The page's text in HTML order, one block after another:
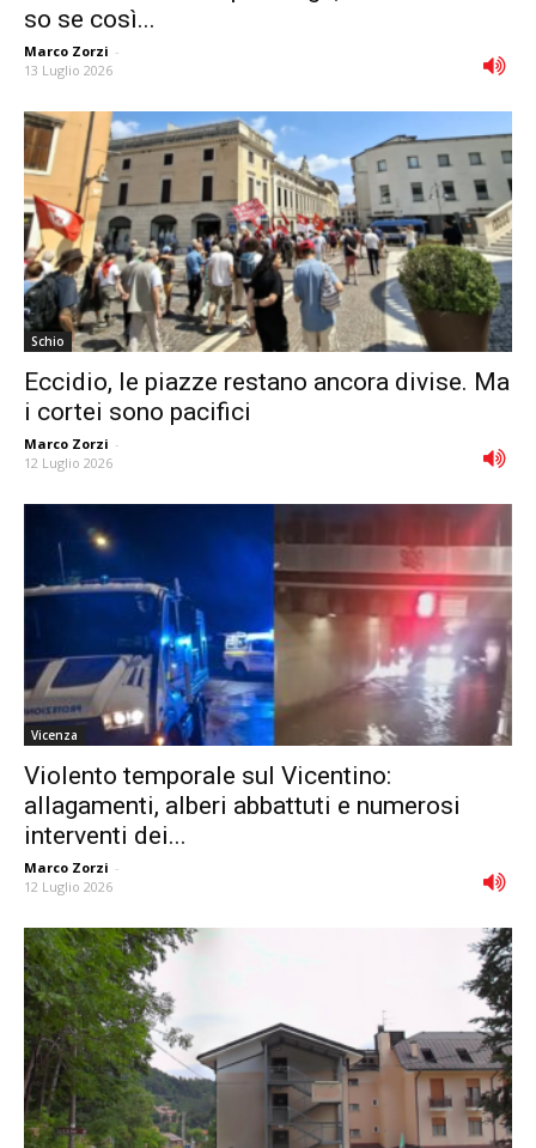
so se così...
Marco Zorzi -
13 Luglio 2026
Schio
Eccidio, le piazze restano ancora divise. Ma
i cortei sono pacifici
Marco Zorzi -
12 Luglio 2026
Vicenza
Violento temporale sul Vicentino:
allagamenti, alberi abbattuti e numerosi
interventi dei...
Marco Zorzi -
12 Luglio 2026